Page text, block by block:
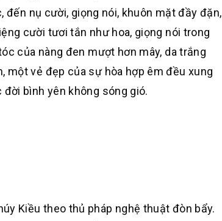
đến nụ cười, giọng nói, khuôn mặt đầy đặn,
cười tươi tắn như hoa, giọng nói trong
của nàng đen mượt hơn mây, da trắng
một vẻ đẹp của sự hòa hợp êm đều xung
bình yên không sóng gió.
Kiều theo thủ pháp nghệ thuật đòn bẩy.